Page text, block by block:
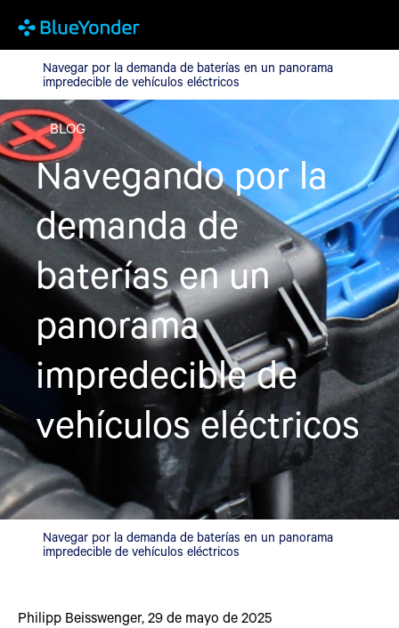
Navegar por la demanda de baterías en un panorama
Navegar por la demanda de baterías en un panorama
impredecible de vehículos eléctricos
BLOG
Navegando por la
demanda de
baterías en un
panorama
impredecible de
vehículos eléctricos
Navegar por la demanda de baterías en un panorama
impredecible de vehículos eléctricos
Philipp Beisswenger,29 de mayo de 2025